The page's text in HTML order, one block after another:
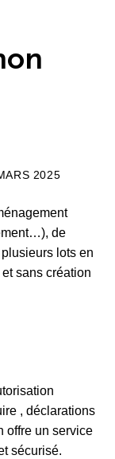
2025
de
lots en
sans création
, déclarations
offre un service
sécurisé.